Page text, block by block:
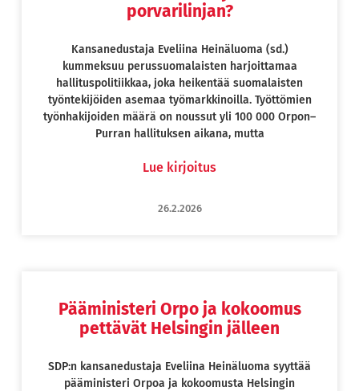
porvarilinjan?
Kansanedustaja Eveliina Heinäluoma (sd.)
kummeksuu perussuomalaisten harjoittamaa
hallituspolitiikkaa, joka heikentää suomalaisten
työntekijöiden asemaa työmarkkinoilla. Työttömien
työnhakijoiden määrä on noussut yli 100 000 Orpon–
Purran hallituksen aikana, mutta
Lue kirjoitus
26.2.2026
Pääministeri Orpo ja kokoomus
pettävät Helsingin jälleen
SDP:n kansanedustaja Eveliina Heinäluoma syyttää
pääministeri Orpoa ja kokoomusta Helsingin